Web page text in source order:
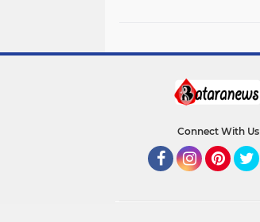
Connect With Us